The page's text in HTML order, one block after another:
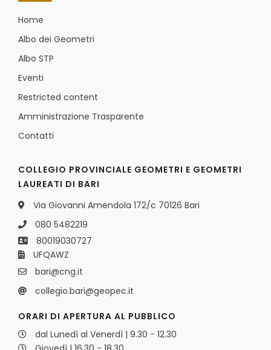
Home
Albo dei Geometri
Albo STP
Eventi
Restricted content
Amministrazione Trasparente
Contatti
COLLEGIO PROVINCIALE GEOMETRI E GEOMETRI
LAUREATI DI BARI
Via Giovanni Amendola 172/c 70126 Bari
080 5482219
80019030727
UFQAWZ
bari@cng.it
collegio.bari@geopec.it
ORARI DI APERTURA AL PUBBLICO
dal Lunedì al Venerdì | 9.30 - 12.30